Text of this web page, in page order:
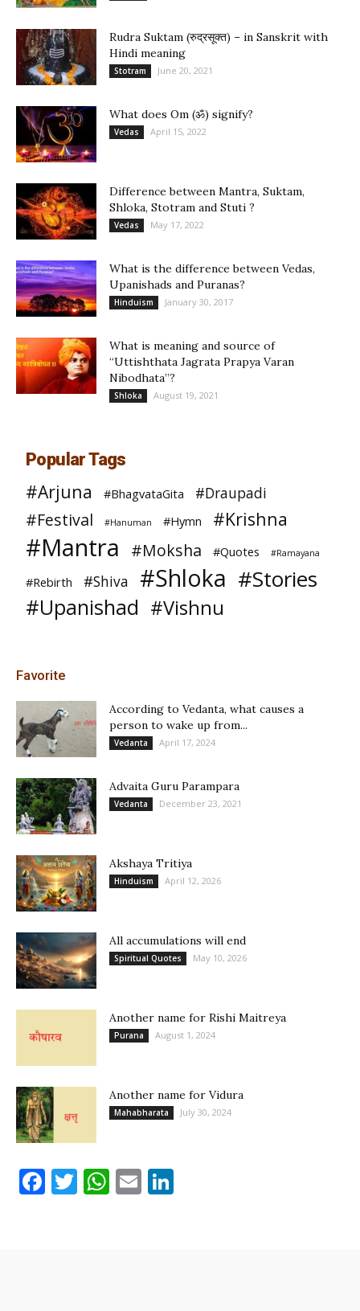
Rudra Suktam (रुद्रसूक्त) – in Sanskrit with
Hindi meaning
Stotram June 20, 2021
What does Om (ॐ) signify?
Vedas April 15, 2022
Difference between Mantra, Suktam,
Shloka, Stotram and Stuti ?
Vedas May 17, 2022
What is the difference between Vedas,
Upanishads and Puranas?
Hinduism January 30, 2017
What is meaning and source of
“Uttishthata Jagrata Prapya Varan
Nibodhata”?
Shloka August 19, 2021
Popular Tags
#Arjuna #BhagvataGita #Draupadi
#Festival #Hanuman #Hymn #Krishna
#Mantra #Moksha #Quotes #Ramayana
#Rebirth #Shiva #Shloka #Stories
#Upanishad #Vishnu
Favorite
According to Vedanta, what causes a
person to wake up from...
Vedanta April 17, 2024
Advaita Guru Parampara
Vedanta December 23, 2021
Akshaya Tritiya
Hinduism April 12, 2026
All accumulations will end
Spiritual Quotes May 10, 2026
Another name for Rishi Maitreya
Purana August 1, 2024
Another name for Vidura
Mahabharata July 30, 2024
Facebook
Twitter
WhatsApp
Email